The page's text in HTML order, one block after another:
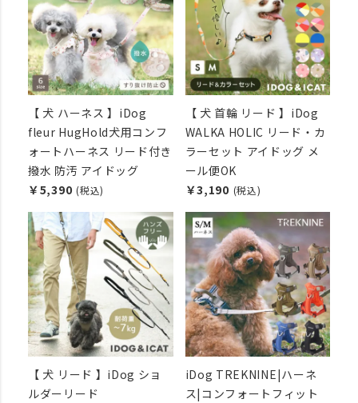
【 犬 ハーネス 】iDog
fleur HugHold犬用コンフ
ォートハーネス リード付き
撥水 防汚 アイドッグ
￥5,390 (税込)
【 犬 首輪 リード 】iDog
WALKA HOLIC リード・カ
ラーセット アイドッグ メ
ール便OK
￥3,190 (税込)
【 犬 リード 】iDog ショ
ルダーリード
iDog TREKNINE|ハーネ
ス|コンフォートフィット